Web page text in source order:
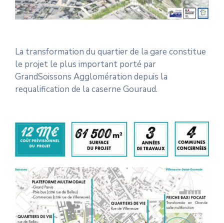
La transformation du quartier de la gare constitue
le projet le plus important porté par
GrandSoissons Agglomération depuis la
requalification de la caserne Gouraud.